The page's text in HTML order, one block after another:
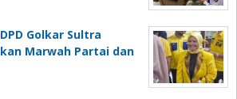
Golkar Sultra
Marwah Partai dan